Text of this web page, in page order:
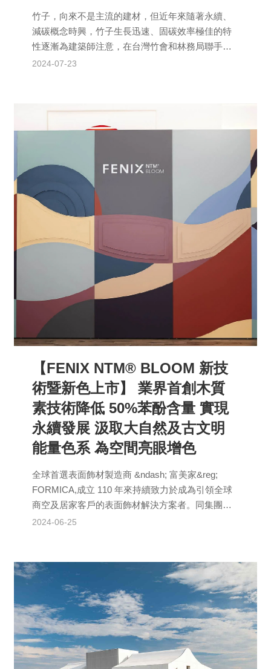
竹子，向來不是主流的建材，但近年來隨著永續、
減碳概念時興，竹子生長迅速、固碳效率極佳的特
性逐漸為建築師注意，在台灣竹會和林務局聯手推
廣下，2022年再度邀請結構技師陳冠帆擔任策展
2024-07-23
【FENIX NTM® BLOOM 新技
術暨新色上市】 業界首創木質
素技術降低 50%苯酚含量 實現
永續發展 汲取大自然及古文明
能量色系 為空間亮眼增色
全球首選表面飾材製造商 &ndash; 富美家&reg;
FORMICA,成立 110 年來持續致力於成為引領全球
商空及居家客戶的表面飾材解決方案者。同集團
Arpa Ind...
2024-06-25